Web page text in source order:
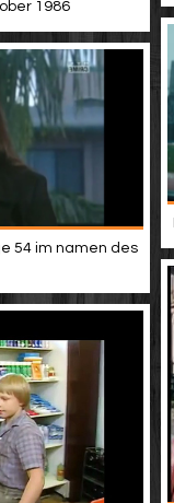
1986
54 im namen des